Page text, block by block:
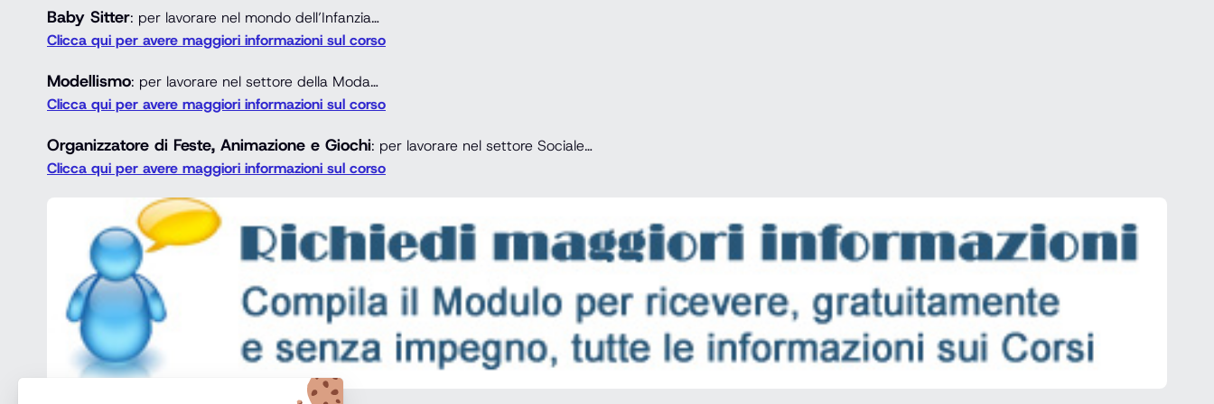
Baby Sitter: per lavorare nel mondo dell’Infanzia…
Clicca qui per avere maggiori informazioni sul corso
Modellismo: per lavorare nel settore della Moda…
Clicca qui per avere maggiori informazioni sul corso
Organizzatore di Feste, Animazione e Giochi: per lavorare nel settore Sociale…
Clicca qui per avere maggiori informazioni sul corso